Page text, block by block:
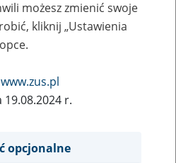
blankietów do
o niezaleganiu w
przez ZUS.
możesz zmienić swoje
kliknij „Ustawienia
r.
opcjonalne